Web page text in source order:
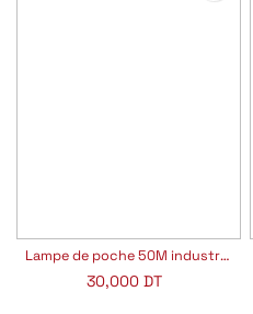
Lampe de poche 50M industriel
30,000 DT